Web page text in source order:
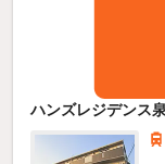
ハンズレジデンス